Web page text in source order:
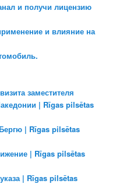
и получи лицензию
и влияние на
заместителя
| Rīgas pilsētas
| Rīgas pilsētas
| Rīgas pilsētas
| Rīgas pilsētas